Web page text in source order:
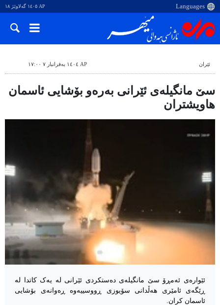
AP ١٤٠٥ گەلاوێژ ١٨
ئێران AP ١٤٠٤ بەفرانبار ٧ ١٧:٠٠
سێ مانگیلەی ئێرانی بەرەو بۆشایی ئاسمان
هاویشتران
ئێوارەی ئەمڕۆ سێ مانگیلەی دەستکردی ئێرانی لە یەک کاتدا لە
ڕێگەی ئامێری هەڵدانی سۆیوزی ڕووسییەوە ڕەوانەی بۆشایی
ئاسمان کران.